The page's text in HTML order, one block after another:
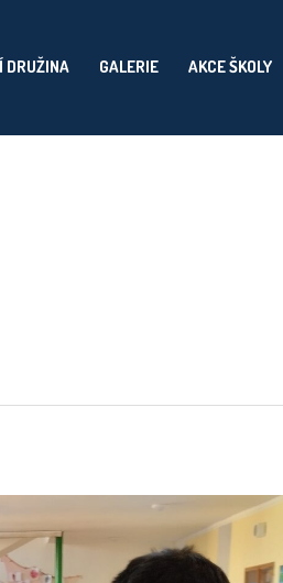
DRUŽINA GALERIE AKCE ŠKOLY